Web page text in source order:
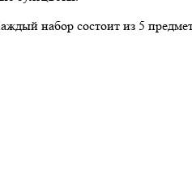
набор состоит из 5